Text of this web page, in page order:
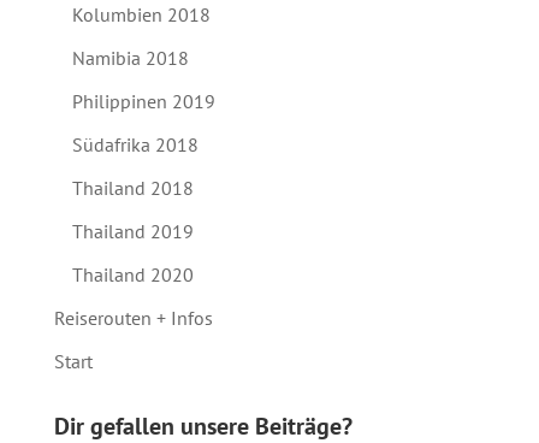
Kolumbien 2018
Namibia 2018
Philippinen 2019
Südafrika 2018
Thailand 2018
Thailand 2019
Thailand 2020
Reiserouten + Infos
Start
Dir gefallen unsere Beiträge?